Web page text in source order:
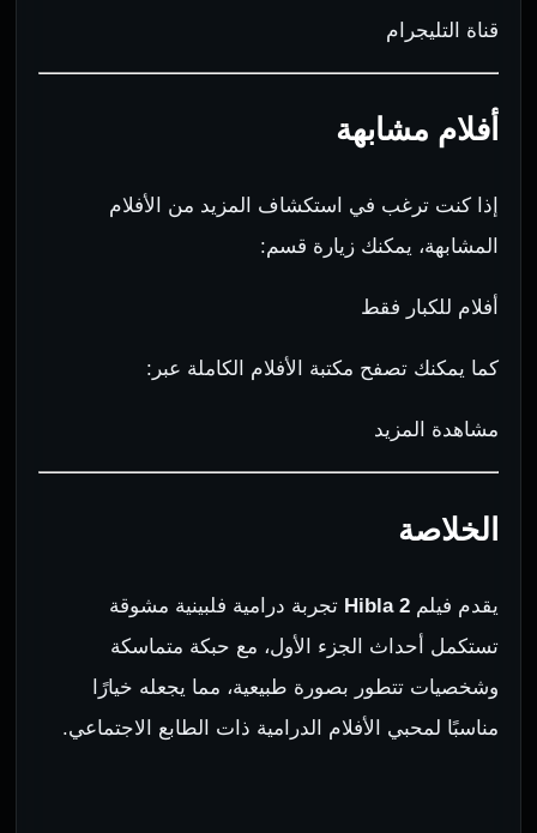
قناة التليجرام
أفلام مشابهة
إذا كنت ترغب في استكشاف المزيد من الأفلام
المشابهة، يمكنك زيارة قسم:
أفلام للكبار فقط
كما يمكنك تصفح مكتبة الأفلام الكاملة عبر:
مشاهدة المزيد
الخلاصة
يقدم فيلمHibla 2 تجربة درامية فلبينية مشوقة
تستكمل أحداث الجزء الأول، مع حبكة متماسكة
وشخصيات تتطور بصورة طبيعية، مما يجعله خيارًا
مناسبًا لمحبي الأفلام الدرامية ذات الطابع الاجتماعي.